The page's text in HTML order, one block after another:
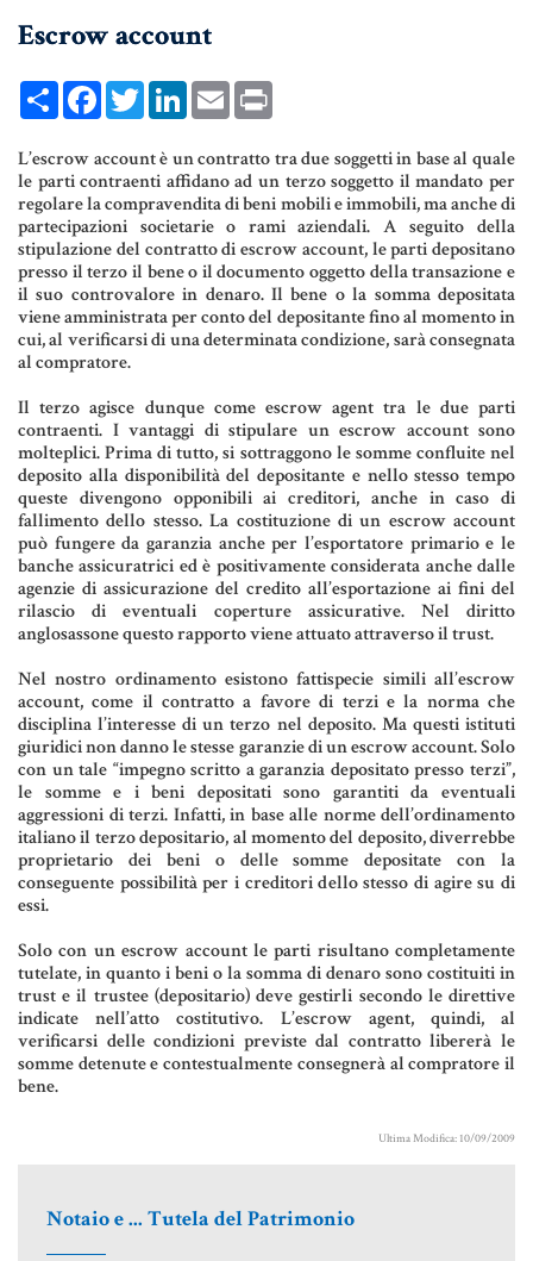
UNIONI CIVILI & CONVIVENZE
EREDITÀ & TESTAMENTO
TESTAMENTO DI VITA
Donazioni, Trust, Tutela del
Patrimonio
DONAZIONI
TRUST E AFFIDAMENTO FIDUCIARIO
TUTELA DEL PATRIMONIO
Aziende e società
CONTRATTO DI RETE
ENTI NO-PROFIT
LEASING
Materiale Giuridico
CODICE CIVILE
LE PAROLE DIFFICILI DEL NOTAIO
MATERIALE GIURIDICO NOTARILE
Escrow account
ShareFacebookTwitterLinkedInEmail
L’escrow account è un contratto tra due soggetti in base al quale
le parti contraenti affidano ad un terzo soggetto il mandato per
regolare la compravendita di beni mobili e immobili, ma anche di
partecipazioni societarie o rami aziendali. A seguito della
stipulazione del contratto di escrow account, le parti depositano
presso il terzo il bene o il documento oggetto della transazione e
il suo controvalore in denaro. Il bene o la somma depositata
viene amministrata per conto del depositante fino al momento in
cui, al verificarsi di una determinata condizione, sarà consegnata
al compratore.
Il terzo agisce dunque come escrow agent tra le due parti
contraenti. I vantaggi di stipulare un escrow account sono
molteplici. Prima di tutto, si sottraggono le somme confluite nel
deposito alla disponibilità del depositante e nello stesso tempo
queste divengono opponibili ai creditori, anche in caso di
fallimento dello stesso. La costituzione di un escrow account
può fungere da garanzia anche per l’esportatore primario e le
banche assicuratrici ed è positivamente considerata anche dalle
agenzie di assicurazione del credito all’esportazione ai fini del
rilascio di eventuali coperture assicurative. Nel diritto
anglosassone questo rapporto viene attuato attraverso il trust.
Nel nostro ordinamento esistono fattispecie simili all’escrow
account, come il contratto a favore di terzi e la norma che
disciplina l’interesse di un terzo nel deposito. Ma questi istituti
giuridici non danno le stesse garanzie di un escrow account. Solo
con un tale “impegno scritto a garanzia depositato presso terzi”,
le somme e i beni depositati sono garantiti da eventuali
aggressioni di terzi. Infatti, in base alle norme dell’ordinamento
italiano il terzo depositario, al momento del deposito, diverrebbe
proprietario dei beni o delle somme depositate con la
conseguente possibilità per i creditori dello stesso di agire su di
essi.
Solo con un escrow account le parti risultano completamente
tutelate, in quanto i beni o la somma di denaro sono costituiti in
trust e il trustee (depositario) deve gestirli secondo le direttive
indicate nell’atto costitutivo. L’escrow agent, quindi, al
verificarsi delle condizioni previste dal contratto libererà le
somme detenute e contestualmente consegnerà al compratore il
bene.
Ultima Modifica: 10/09/2009
Notaio e ... Tutela del Patrimonio